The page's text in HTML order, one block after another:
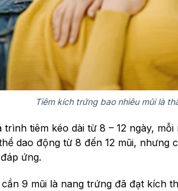
Tiêm kích trứng bao nhiêu mũi là
tiêm kéo dài từ 8 – 12 ngày,
dao động từ 8 đến 12 mũi, nhưng
ứng.
9 mũi là nang trứng đã đạt kích